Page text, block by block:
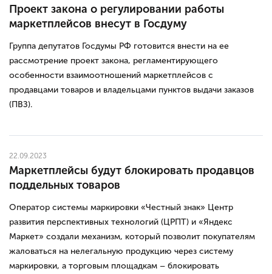
Проект закона о регулировании работы
маркетплейсов внесут в Госдуму
Группа депутатов Госдумы РФ готовится внести на ее
рассмотрение проект закона, регламентирующего
особенности взаимоотношений маркетплейсов с
продавцами товаров и владельцами пунктов выдачи заказов
(ПВЗ).
22.09.2023
Маркетплейсы будут блокировать продавцов
поддельных товаров
Оператор системы маркировки «Честный знак» Центр
развития перспективных технологий (ЦРПТ) и «Яндекс
Маркет» создали механизм, который позволит покупателям
жаловаться на нелегальную продукцию через систему
маркировки, а торговым площадкам – блокировать